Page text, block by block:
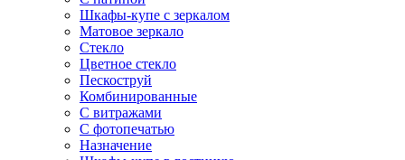
Шкафы-купе с зеркалом
Матовое зеркало
Стекло
Цветное стекло
Пескоструй
Комбинированные
С витражами
С фотопечатью
Назначение